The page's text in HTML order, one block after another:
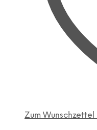
Zum Wunschzettel